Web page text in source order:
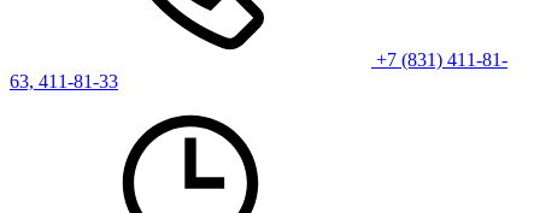
+7 (831) 411-81-
63, 411-81-33